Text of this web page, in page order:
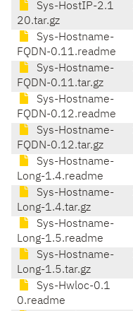
Sys-HostIP-2.1
20.tar.gz
Sys-Hostname-
FQDN-0.11.readme
Sys-Hostname-
FQDN-0.11.tar.gz
Sys-Hostname-
FQDN-0.12.readme
Sys-Hostname-
FQDN-0.12.tar.gz
Sys-Hostname-
Long-1.4.readme
Sys-Hostname-
Long-1.4.tar.gz
Sys-Hostname-
Long-1.5.readme
Sys-Hostname-
Long-1.5.tar.gz
Sys-Hwloc-0.1
0.readme